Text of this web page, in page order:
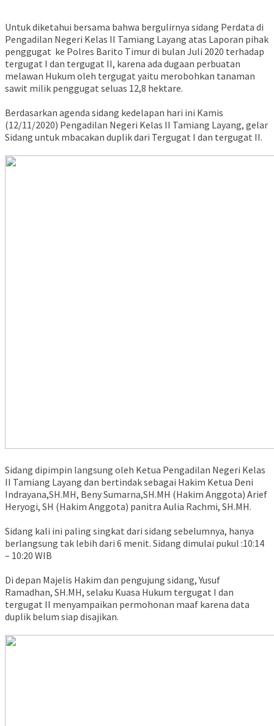
Untuk diketahui bersama bahwa bergulirnya sidang Perdata di
Pengadilan Negeri Kelas II Tamiang Layang atas Laporan pihak
penggugat ke Polres Barito Timur di bulan Juli 2020 terhadap
tergugat I dan tergugat II, karena ada dugaan perbuatan
melawan Hukum oleh tergugat yaitu merobohkan tanaman
sawit milik penggugat seluas 12,8 hektare.
Berdasarkan agenda sidang kedelapan hari ini Kamis
(12/11/2020) Pengadilan Negeri Kelas II Tamiang Layang, gelar
Sidang untuk mbacakan duplik dari Tergugat I dan tergugat II.
Sidang dipimpin langsung oleh Ketua Pengadilan Negeri Kelas
II Tamiang Layang dan bertindak sebagai Hakim Ketua Deni
Indrayana,SH.MH, Beny Sumarna,SH.MH (Hakim Anggota) Arief
Heryogi, SH (Hakim Anggota) panitra Aulia Rachmi, SH.MH.
Sidang kali ini paling singkat dari sidang sebelumnya, hanya
berlangsung tak lebih dari 6 menit. Sidang dimulai pukul :10:14
– 10:20 WIB
Di depan Majelis Hakim dan pengujung sidang, Yusuf
Ramadhan, SH.MH, selaku Kuasa Hukum tergugat I dan
tergugat II menyampaikan permohonan maaf karena data
duplik belum siap disajikan.